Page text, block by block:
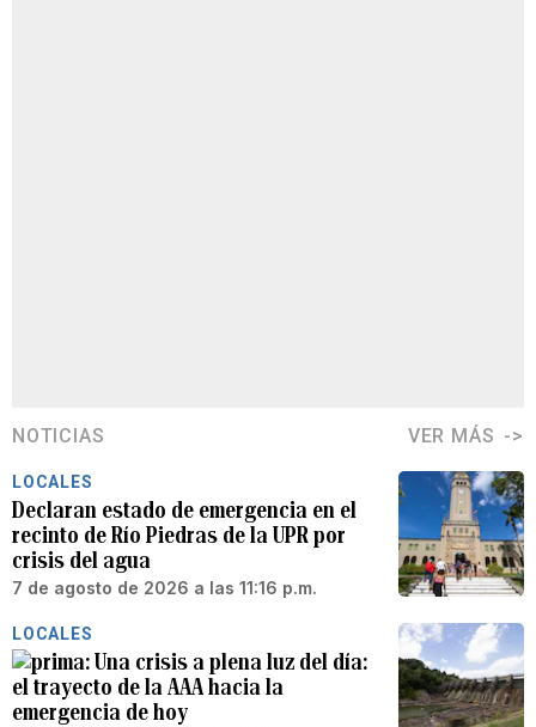
NOTICIAS VER MÁS
LOCALES
Declaran estado de emergencia en el
recinto de Río Piedras de la UPR por
crisis del agua
7 de agosto de 2026 a las 11:16 p.m.
LOCALES
Una crisis a plena luz del día:
el trayecto de la AAA hacia la
emergencia de hoy